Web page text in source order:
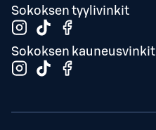
Sokoksen tyylivinkit
Sokoksen kauneusvinkit